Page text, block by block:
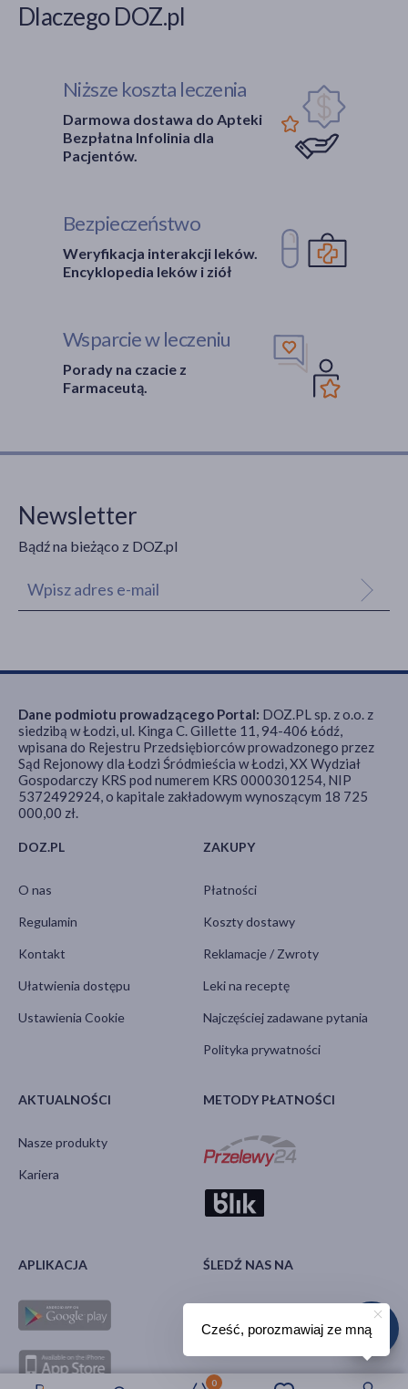
0
Dlaczego DOZ.pl
Niższe koszta leczenia
Darmowa dostawa do Apteki
Bezpłatna Infolinia dla
Pacjentów.
Bezpieczeństwo
Weryfikacja interakcji leków.
Encyklopedia leków i ziół
Wsparcie w leczeniu
Porady na czacie z
Farmaceutą.
Newsletter
Bądź na bieżąco z DOZ.pl
DOZ.PL
O nas
Regulamin
Kontakt
Ułatwienia dostępu
Ustawienia Cookie
ZAKUPY
Płatności
Koszty dostawy
Reklamacje / Zwroty
Leki na receptę
Najczęściej zadawane pytania
Polityka prywatności
AKTUALNOŚCI
Nasze produkty
Kariera
METODY PŁATNOŚCI
APLIKACJA ŚLEDŹ NAS NA
Dane podmiotu prowadzącego Portal: DOZ.PL sp. z o.o. z
siedzibą w Łodzi, ul. Kinga C. Gillette 11, 94-406 Łódź,
wpisana do Rejestru Przedsiębiorców prowadzonego przez
Sąd Rejonowy dla Łodzi Śródmieścia w Łodzi, XX Wydział
Gospodarczy KRS pod numerem KRS 0000301254, NIP
5372492924, o kapitale zakładowym wynoszącym 18 725
000,00 zł.
Cześć, porozmawiaj ze mną